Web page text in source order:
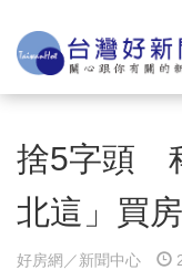
捨5字頭
北這」買
好房網／新聞中心